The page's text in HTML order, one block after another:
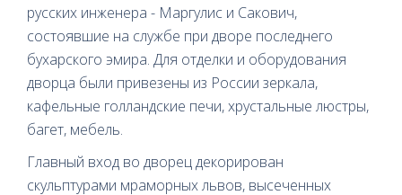
русских инженера - Маргулис и Сакович,
состоявшие на службе при дворе последнего
бухарского эмира. Для отделки и оборудования
дворца были привезены из России зеркала,
кафельные голландские печи, хрустальные люстры,
багет, мебель.
Главный вход во дворец декорирован
скульптурами мраморных львов, высеченных